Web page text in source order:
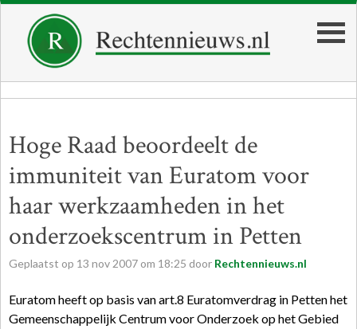
Hoge Raad beoordeelt de
immuniteit van Euratom voor
haar werkzaamheden in het
onderzoekscentrum in Petten
Geplaatst op 13 nov 2007 om 18:25 door Rechtennieuws.nl
Euratom heeft op basis van art.8 Euratomverdrag in Petten het
Gemeenschappelijk Centrum voor Onderzoek op het Gebied